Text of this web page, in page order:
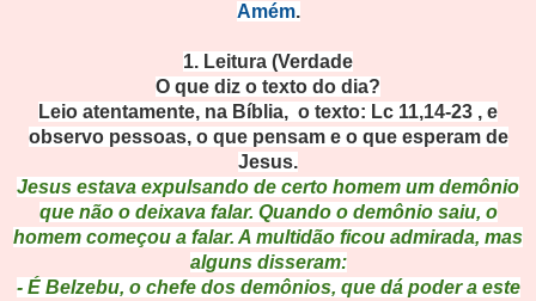
Amém.
1. Leitura (Verdade
O que diz o texto do dia?
Leio atentamente, na Bíblia, o texto: Lc 11,14-23 , e
observo pessoas, o que pensam e o que esperam de
Jesus.
Jesus estava expulsando de certo homem um demônio
que não o deixava falar. Quando o demônio saiu, o
homem começou a falar. A multidão ficou admirada, mas
alguns disseram:
- É Belzebu, o chefe dos demônios, que dá poder a este